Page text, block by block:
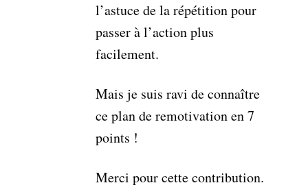
l’astuce de la répétition pour
passer à l’action plus
facilement.
Mais je suis ravi de connaître
ce plan de remotivation en 7
points !
Merci pour cette contribution.